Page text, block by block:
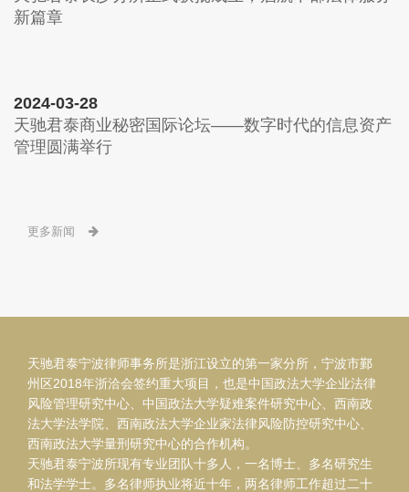
新篇章
2024-03-28
天驰君泰商业秘密国际论坛——数字时代的信息资产
管理圆满举行
更多新闻
天驰君泰宁波律师事务所是浙江设立的第一家分所，宁波市鄞
州区2018年浙洽会签约重大项目，也是中国政法大学企业法律
风险管理研究中心、中国政法大学疑难案件研究中心、西南政
法大学法学院、西南政法大学企业家法律风险防控研究中心、
西南政法大学量刑研究中心的合作机构。
天驰君泰宁波所现有专业团队十多人，一名博士、多名研究生
和法学学士。多名律师执业将近十年，两名律师工作超过二十